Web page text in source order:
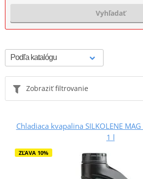
Vyhľadať
Zobraziť filtrovanie
Chladiaca kvapalina SILKOLENE
1 l
ZĽAVA 10%